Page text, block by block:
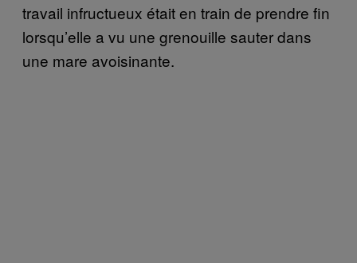
travail infructueux était en train de prendre fin
lorsqu’elle a vu une grenouille sauter dans
une mare avoisinante.